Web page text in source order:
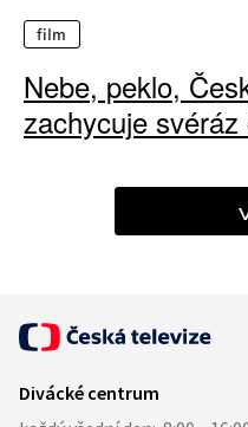
film
Nebe, peklo,
zachycuje